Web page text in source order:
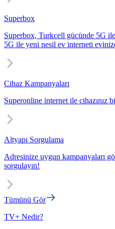
Superbox
Superbox, Turkcell gücünde 5G
5G ile yeni nesil ev interneti
Cihaz Kampanyaları
Superonline internet ile cihazınız
Altyapı Sorgulama
Adresinize uygun kampanyaları
sorgulayın!
Tümünü Gör
TV+ Nedir?